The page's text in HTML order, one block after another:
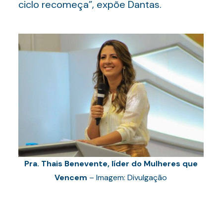
ciclo recomeça”, expõe Dantas.
Pra. Thais Benevente, líder do Mulheres que
Vencem – Imagem: Divulgação